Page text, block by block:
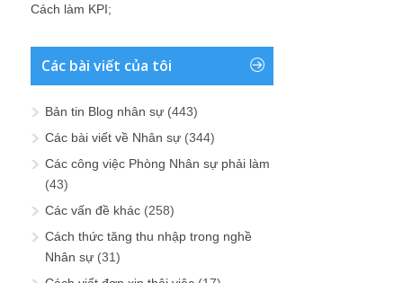
Cách làm KPI;
Các bài viết của tôi
Bản tin Blog nhân sự (443)
Các bài viết về Nhân sự (344)
Các công việc Phòng Nhân sự phải làm
(43)
Các vấn đề khác (258)
Cách thức tăng thu nhập trong nghề
Nhân sự (31)